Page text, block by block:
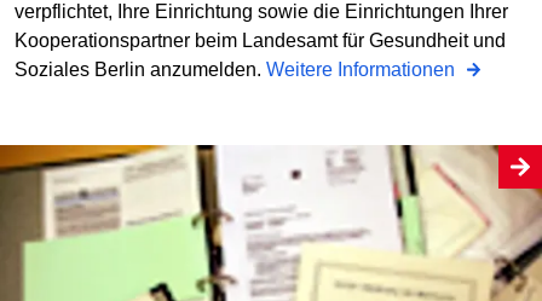
verpflichtet, Ihre Einrichtung sowie die Einrichtungen Ihrer
Kooperationspartner beim Landesamt für Gesundheit und
Soziales Berlin anzumelden. Weitere Informationen